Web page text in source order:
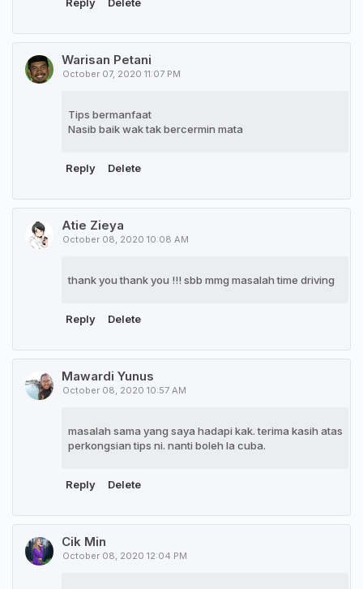
Warisan Petani
October 07, 2020 11:07 PM
Tips bermanfaat
Nasib baik wak tak bercermin mata
Reply Delete
Atie Zieya
October 08, 2020 10:08 AM
thank you thank you !!! sbb mmg masalah time driving
Reply Delete
Mawardi Yunus
October 08, 2020 10:57 AM
masalah sama yang saya hadapi kak. terima kasih atas
perkongsian tips ni. nanti boleh la cuba.
Reply Delete
Cik Min
October 08, 2020 12:04 PM